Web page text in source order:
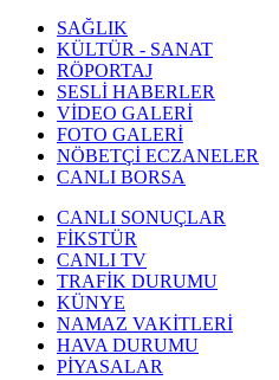
SAĞLIK
KÜLTÜR - SANAT
RÖPORTAJ
SESLİ HABERLER
VİDEO GALERİ
FOTO GALERİ
NÖBETÇİ ECZANELER
CANLI BORSA
CANLI SONUÇLAR
FİKSTÜR
CANLI TV
TRAFİK DURUMU
KÜNYE
NAMAZ VAKİTLERİ
HAVA DURUMU
PİYASALAR